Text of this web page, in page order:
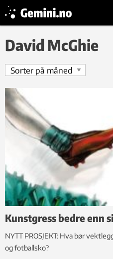
David McGhie
Kunstgress bedre enn
NYTT PROSJEKT: Hva bør
og fotballsko?